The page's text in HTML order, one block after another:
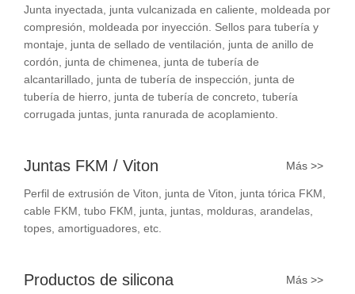
Junta inyectada, junta vulcanizada en caliente, moldeada por
compresión, moldeada por inyección. Sellos para tubería y
montaje, junta de sellado de ventilación, junta de anillo de
cordón, junta de chimenea, junta de tubería de
alcantarillado, junta de tubería de inspección, junta de
tubería de hierro, junta de tubería de concreto, tubería
corrugada juntas, junta ranurada de acoplamiento.
Juntas FKM / Viton Más >>
Perfil de extrusión de Viton, junta de Viton, junta tórica FKM,
cable FKM, tubo FKM, junta, juntas, molduras, arandelas,
topes, amortiguadores, etc.
Productos de silicona Más >>